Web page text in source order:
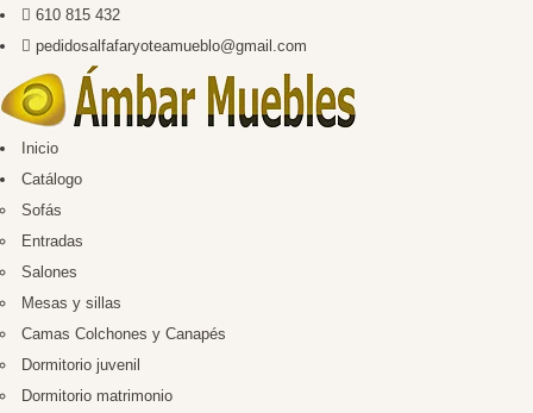
610 815 432
pedidosalfafaryoteamueblo@gmail.com
Inicio
Catálogo
Sofás
Entradas
Salones
Mesas y sillas
Camas Colchones y Canapés
Dormitorio juvenil
Dormitorio matrimonio